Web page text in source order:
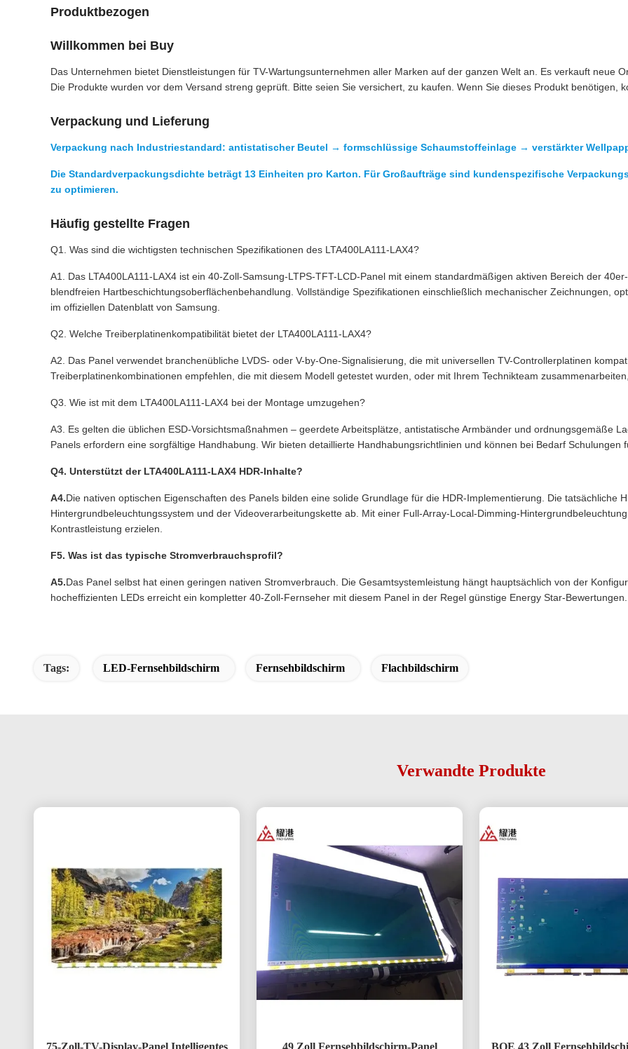
Produktbezogen
Willkommen bei Buy
Das Unternehmen bietet Dienstleistungen für TV-Wartungsunternehmen aller Marken auf der ganzen Welt an. Es verkauft neue
Die Produkte wurden vor dem Versand streng geprüft. Bitte seien Sie versichert, zu kaufen. Wenn Sie dieses Produkt benötigen,
Verpackung und Lieferung
Verpackung nach Industriestandard: antistatischer Beutel → formschlüssige Schaumstoffeinlage → verstärkter
Die Standardverpackungsdichte beträgt 13 Einheiten pro Karton. Für Großaufträge sind kundenspezifische
zu optimieren.
Häufig gestellte Fragen
Q1. Was sind die wichtigsten technischen Spezifikationen des LTA400LA111-LAX4?
A1. Das LTA400LA111-LAX4 ist ein 40-Zoll-Samsung-LTPS-TFT-LCD-Panel mit einem standardmäßigen aktiven Bereich der
blendfreien Hartbeschichtungsoberflächenbehandlung. Vollständige Spezifikationen einschließlich mechanischer Zeichnungen,
im offiziellen Datenblatt von Samsung.
Q2. Welche Treiberplatinenkompatibilität bietet der LTA400LA111-LAX4?
A2. Das Panel verwendet branchenübliche LVDS- oder V-by-One-Signalisierung, die mit universellen TV-Controllerplatinen
Treiberplatinenkombinationen empfehlen, die mit diesem Modell getestet wurden, oder mit Ihrem Technikteam
Q3. Wie ist mit dem LTA400LA111-LAX4 bei der Montage umzugehen?
A3. Es gelten die üblichen ESD-Vorsichtsmaßnahmen – geerdete Arbeitsplätze, antistatische Armbänder und ordnungsgemäße
Panels erfordern eine sorgfältige Handhabung. Wir bieten detaillierte Handhabungsrichtlinien und können bei Bedarf
Q4. Unterstützt der LTA400LA111-LAX4 HDR-Inhalte?
A4.Die nativen optischen Eigenschaften des Panels bilden eine solide Grundlage für die HDR-Implementierung. Die tatsächliche
Hintergrundbeleuchtungssystem und der Videoverarbeitungskette ab. Mit einer Full-Array-Local-Dimming-
Kontrastleistung erzielen.
F5. Was ist das typische Stromverbrauchsprofil?
A5.Das Panel selbst hat einen geringen nativen Stromverbrauch. Die Gesamtsystemleistung hängt hauptsächlich von der
hocheffizienten LEDs erreicht ein kompletter 40-Zoll-Fernseher mit diesem Panel in der Regel günstige Energy Star-Bewertungen.
Tags: LED-Fernsehbildschirm Fernsehbildschirm Flachbildschirm
Verwandte Produkte
75-Zoll-TV-Display-Panel Intelligentes 49 Zoll Fernsehbildschirm-Panel BOE 43 Zoll